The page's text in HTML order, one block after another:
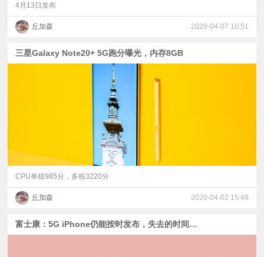
4月13日发布
丘加森 2020-04-07 10:51
三星Galaxy Note20+ 5G跑分曝光，内存8GB
CPU单核985分，多核3220分
丘加森 2020-04-02 15:49
富士康：5G iPhone仍能按时发布，失去的时间可以弥补